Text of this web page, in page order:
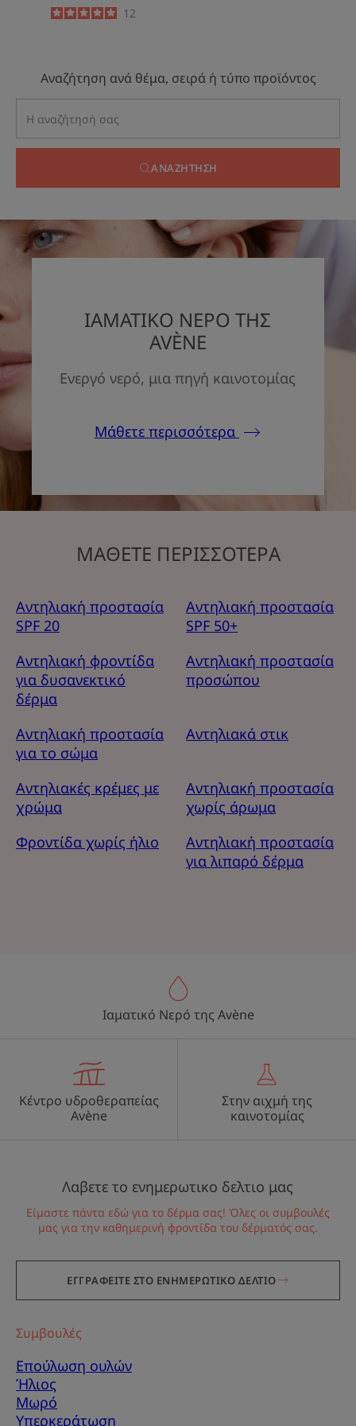
5/512
Αναζήτηση ανά θέμα, σειρά ή τύπο προϊόντος
ΑΝΑΖΉΤΗΣΗ
ΙΑΜΑΤΙΚΟ ΝΕΡΟ ΤΗΣ
AVÈNE
Ενεργό νερό, μια πηγή καινοτομίας
Μάθετε περισσότερα
ΜΑΘΕΤΕ ΠΕΡΙΣΣΟΤΕΡΑ
Αντηλιακή προστασία
SPF 20
Αντηλιακή προστασία
SPF 50+
Αντηλιακή φροντίδα
για δυσανεκτικό
δέρμα
Αντηλιακή προστασία
προσώπου
Αντηλιακή προστασία
για το σώμα
Αντηλιακά στικ
Αντηλιακές κρέμες με
χρώμα
Αντηλιακή προστασία
χωρίς άρωμα
Φροντίδα χωρίς ήλιο
Αντηλιακή προστασία
για λιπαρό δέρμα
Ιαματικό Νερό της Avène
Κέντρο υδροθεραπείας
Avène
Στην αιχμή της
καινοτομίας
Λαβετε το ενημερωτικο δελτιο μας
Είμαστε πάντα εδώ για το δέρμα σας! Όλες οι συμβουλές
μας για την καθημερινή φροντίδα του δέρματός σας.
ΕΓΓΡΑΦΕΙΤΕ ΣΤΟ ΕΝΗΜΕΡΩΤΙΚΟ ΔΕΛΤΙΟ
Συμβουλές
Επούλωση ουλών
Ήλιος
Μωρό
Υπερκεράτωση